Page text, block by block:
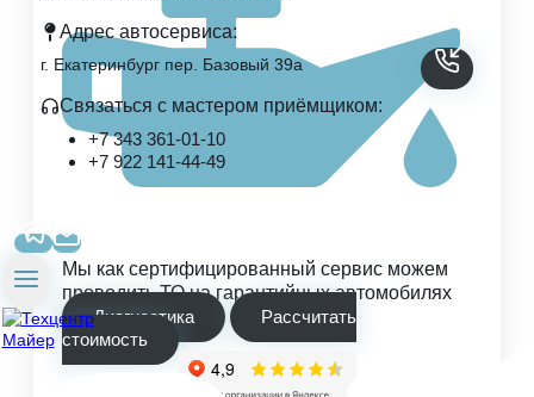
Адрес автосервиса:
г. Екатеринбург пер. Базовый 39а
Связаться с мастером приёмщиком:
+7 343 361-01-10
+7 922 141-44-49
Мы как сертифицированный сервис можем
проводить ТО на гарантийных автомобилях
Диагностика
Рассчитать
стоимость